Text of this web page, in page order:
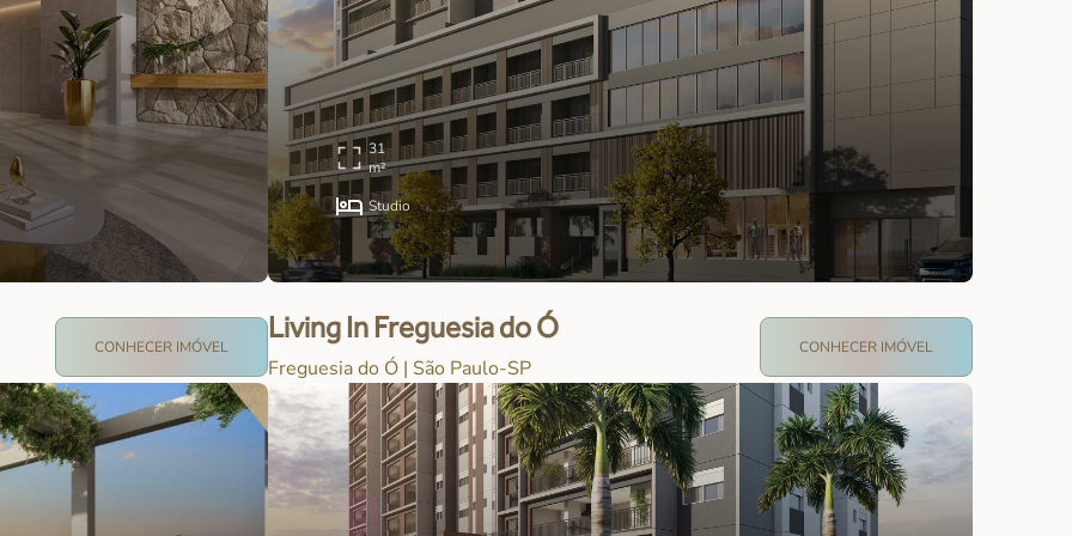
CONHECER IMÓVEL
31
m²
Studio
Living In Freguesia do Ó
Freguesia do Ó | São Paulo-SP
CONHECER IMÓVEL